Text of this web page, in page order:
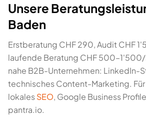
Unsere
Baden
Erstberatung CHF 290, Audit CHF
laufende Beratung CHF 500–1'500/
nahe B2B-Unternehmen: LinkedIn-
technisches Content-Marketing.
lokalesSEO, Google Business
pantra.io.